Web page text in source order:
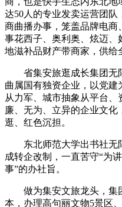
达50人的专业发卖运营团
商曲播办事，笼盖品牌电
事花西子、奥利奥、炫迈、
地滋补品财产带商家，供给
省集安旅逛成长集团无
曲属国有独资企业，以党
从力军、城市抽象从平台
廉、无为、立异的企业文
逛、红色沉担。
东北师范大学出书社无限
成转企改制，一直苦守“为
事”的办社旨。
做为集安文旅龙头，集
本，办理高句丽文物5景区